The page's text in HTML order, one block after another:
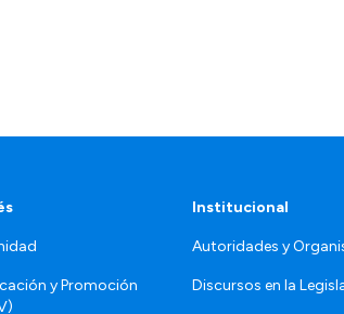
y Promoción
Institucional
Autoridades y
Discursos en la